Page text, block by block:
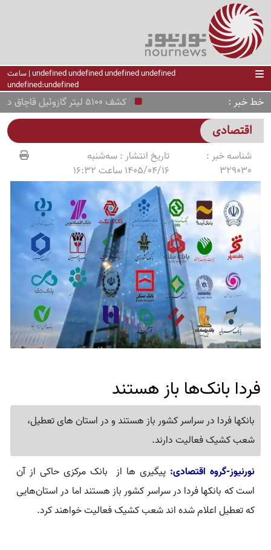
undefined undefined undefined undefined | ساعت
undefined:undefined
خط خبر کشف 5100 لیتر گازوئیل قاچاق در رباط کریم
اقتصادی
شناسه خبر :
329030
تاریخ انتشار :سه‌شنبه
1405/04/16 ساعت 16:32
فردا بانک‌ها باز هستند
بانکها فردا در سراسر کشور باز هستند و در استان های تعطیل،
شعب کشیک فعالیت دارند.
نورنیوز-گروه اقتصادی: پیگیری ها از بانک مرکزی حاکی از آن
است که بانکها فردا در سراسر کشور باز هستند اما در استان‌هایی
که تعطیل اعلام شده اند شعب کشیک فعالیت خواهند کرد.